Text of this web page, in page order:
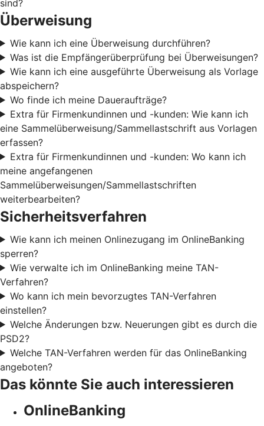
sind?
Überweisung
Wie kann ich eine Überweisung durchführen?
Was ist die Empfängerüberprüfung bei Überweisungen?
Wie kann ich eine ausgeführte Überweisung als Vorlage
abspeichern?
Wo finde ich meine Daueraufträge?
Extra für Firmenkundinnen und -kunden: Wie kann ich
eine Sammelüberweisung/Sammellastschrift aus Vorlagen
erfassen?
Extra für Firmenkundinnen und -kunden: Wo kann ich
meine angefangenen
Sammelüberweisungen/Sammellastschriften
weiterbearbeiten?
Sicherheitsverfahren
Wie kann ich meinen Onlinezugang im OnlineBanking
sperren?
Wie verwalte ich im OnlineBanking meine TAN-
Verfahren?
Wo kann ich mein bevorzugtes TAN-Verfahren
einstellen?
Welche Änderungen bzw. Neuerungen gibt es durch die
PSD2?
Welche TAN-Verfahren werden für das OnlineBanking
angeboten?
Das könnte Sie auch interessieren
OnlineBanking